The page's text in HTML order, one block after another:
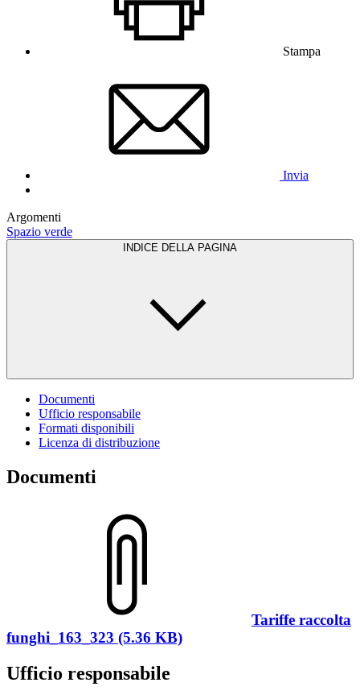
Stampa
Invia
Argomenti
Spazio verde
INDICE DELLA PAGINA
Documenti
Ufficio responsabile
Formati disponibili
Licenza di distribuzione
Documenti
Tariffe raccolta
funghi_163_323 (5.36 KB)
Ufficio responsabile